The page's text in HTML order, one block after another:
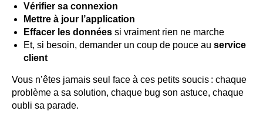
Vérifier sa connexion
Mettre à jour l’application
Effacer les données si vraiment rien ne marche
Et, si besoin, demander un coup de pouce au service
client
Vous n’êtes jamais seul face à ces petits soucis : chaque
problème a sa solution, chaque bug son astuce, chaque
oubli sa parade.